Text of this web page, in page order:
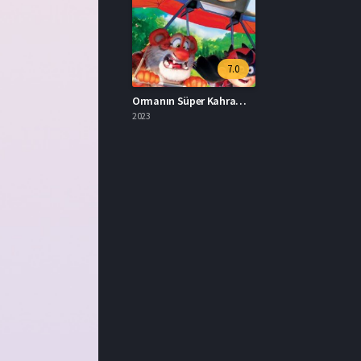
7.0
Ormanın Süper Kahramanı İzle
2023